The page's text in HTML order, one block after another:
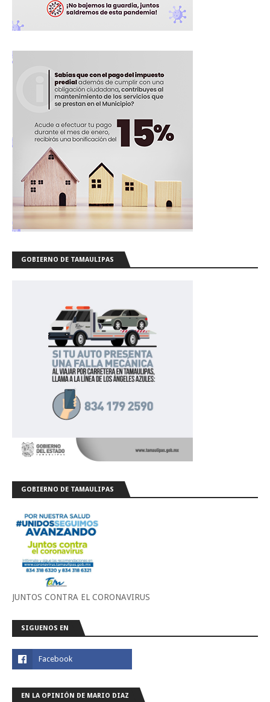
GOBIERNO DE TAMAULIPAS
GOBIERNO DE TAMAULIPAS
JUNTOS CONTRA EL CORONAVIRUS
SIGUENOS EN
EN LA OPINIÓN DE MARIO DIAZ